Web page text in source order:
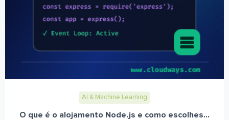
AI & Machine Learning
O que é o alojamento Node.js e como escolhes...